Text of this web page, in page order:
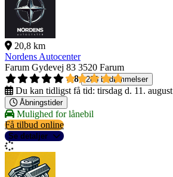
20,8 km
Nordens Autocenter
Farum Gydevej 83 3520 Farum
4,8
288 bedømmelser
Du kan tidligst få tid: tirsdag d. 11. august
Åbningstider
Mulighed for lånebil
Få tilbud online
Se detaljer